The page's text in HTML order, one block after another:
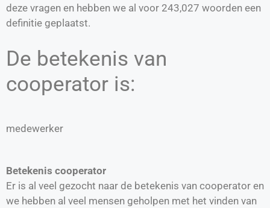
deze vragen en hebben we al voor 243,027 woorden een
definitie geplaatst.
De betekenis van
cooperator is:
medewerker
Betekenis cooperator
Er is al veel gezocht naar de betekenis van cooperator en
we hebben al veel mensen geholpen met het vinden van